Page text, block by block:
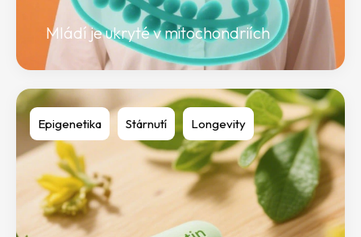
Mládí je ukryté v mitochondriích
Epigenetika Stárnutí Longevity